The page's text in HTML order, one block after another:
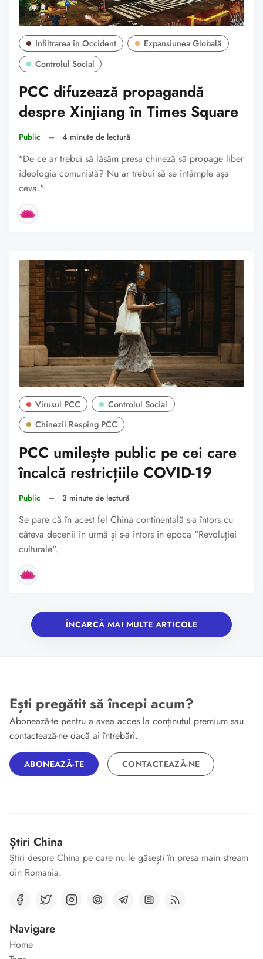
Infiltrarea în Occident
Expansiunea Globală
Controlul Social
PCC difuzează propagandă
despre Xinjiang în Times Square
Public – 4 minute de lectură
"De ce ar trebui să lăsăm presa chineză să propage liber
ideologia comunistă? Nu ar trebui să se întâmple așa
ceva."
Virusul PCC
Controlul Social
Chinezii Resping PCC
PCC umilește public pe cei care
încalcă restricțiile COVID-19
Public – 3 minute de lectură
Se pare că în acest fel China continentală s-a întors cu
câteva decenii în urmă și s-a întors în epoca "Revoluției
culturale".
ÎNCARCĂ MAI MULTE ARTICOLE
Ești pregătit să începi acum?
Abonează-te pentru a avea acces la conținutul premium sau
contactează-ne dacă ai întrebări.
ABONEAZĂ-TE CONTACTEAZĂ-NE
Știri China
Știri despre China pe care nu le găsești în presa main stream
din Romania.
Navigare
Home